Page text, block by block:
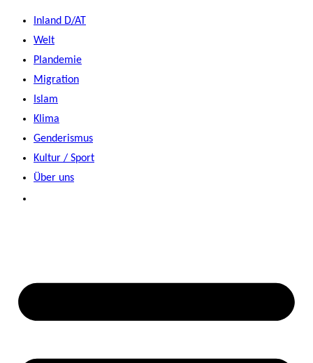
Zum
Inhalt
springen
Inland D/AT
Welt
Plandemie
Migration
Islam
Klima
Genderismus
Kultur / Sport
Über uns